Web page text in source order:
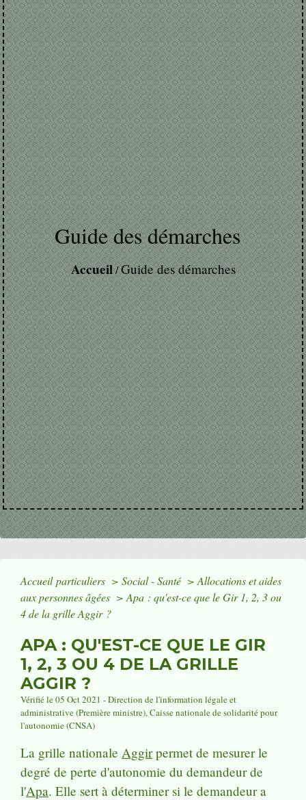
Guide des démarches
Accueil/Guide des démarches
Accueil particuliers > Social - Santé > Allocations et aides
aux personnes âgées > Apa : qu'est-ce que le Gir 1, 2, 3 ou
4 de la grille Aggir ?
APA : QU'EST-CE QUE LE GIR
1, 2, 3 OU 4 DE LA GRILLE
AGGIR ?
Vérifié le 05 Oct 2021 - Direction de l'information légale et
administrative (Première ministre), Caisse nationale de solidarité pour
l'autonomie (CNSA)
La grille nationale Aggirpermet de mesurer le
degré de perte d'autonomie du demandeur de
l'Apa. Elle sert à déterminer si le demandeur a